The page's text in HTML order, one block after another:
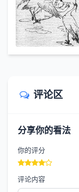
评论区
分享你的看法
你的评分
评论内容